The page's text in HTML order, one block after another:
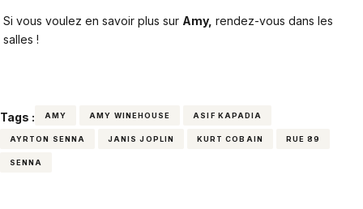
Si vous voulez en savoir plus sur Amy, rendez-vous dans les
salles !
Tags : AMY AMY WINEHOUSE ASIF KAPADIA
AYRTON SENNA JANIS JOPLIN KURT COBAIN RUE 89
SENNA